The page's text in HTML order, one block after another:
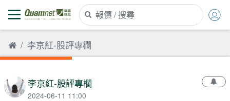
李京紅-股評專欄
李京紅-股評專欄
2024-06-11 11:00